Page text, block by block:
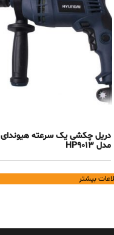
دریل چکشی یک سرعته هیوندای
مدل HP9013
بیشتر